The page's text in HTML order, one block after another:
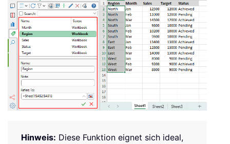
Hinweis: Diese Funktion eignet sich ideal,